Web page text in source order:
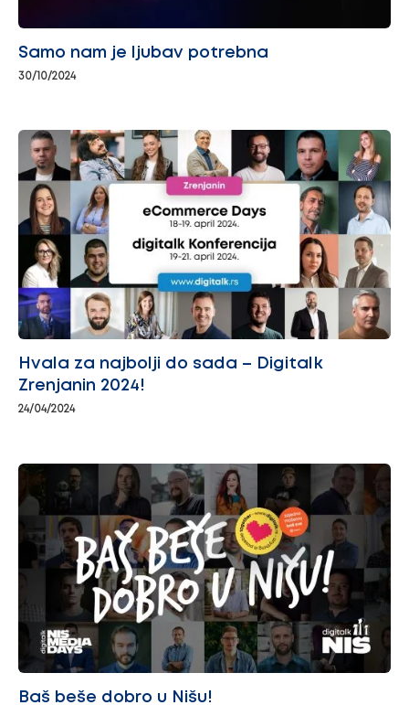
Samo nam je ljubav potrebna
30/10/2024
Hvala za najbolji do sada – Digitalk
Zrenjanin 2024!
24/04/2024
Baš beše dobro u Nišu!